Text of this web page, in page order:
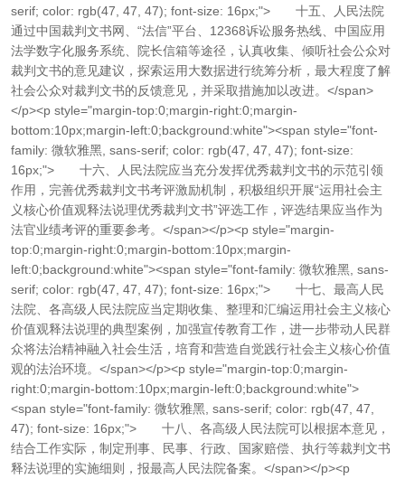
serif; color: rgb(47, 47, 47); font-size: 16px;"> 十五、人民法院
通过中国裁判文书网、“法信”平台、12368诉讼服务热线、中国应用
法学数字化服务系统、院长信箱等途径，认真收集、倾听社会公众对
裁判文书的意见建议，探索运用大数据进行统筹分析，最大程度了解
社会公众对裁判文书的反馈意见，并采取措施加以改进。</span>
</p><p style="margin-top:0;margin-right:0;margin-
bottom:10px;margin-left:0;background:white"><span style="font-
family: 微软雅黑, sans-serif; color: rgb(47, 47, 47); font-size:
16px;"> 十六、人民法院应当充分发挥优秀裁判文书的示范引领
作用，完善优秀裁判文书考评激励机制，积极组织开展“运用社会主
义核心价值观释法说理优秀裁判文书”评选工作，评选结果应当作为
法官业绩考评的重要参考。</span></p><p style="margin-
top:0;margin-right:0;margin-bottom:10px;margin-
left:0;background:white"><span style="font-family: 微软雅黑, sans-
serif; color: rgb(47, 47, 47); font-size: 16px;"> 十七、最高人民
法院、各高级人民法院应当定期收集、整理和汇编运用社会主义核心
价值观释法说理的典型案例，加强宣传教育工作，进一步带动人民群
众将法治精神融入社会生活，培育和营造自觉践行社会主义核心价值
观的法治环境。</span></p><p style="margin-top:0;margin-
right:0;margin-bottom:10px;margin-left:0;background:white">
<span style="font-family: 微软雅黑, sans-serif; color: rgb(47, 47,
47); font-size: 16px;"> 十八、各高级人民法院可以根据本意见，
结合工作实际，制定刑事、民事、行政、国家赔偿、执行等裁判文书
释法说理的实施细则，报最高人民法院备案。</span></p><p